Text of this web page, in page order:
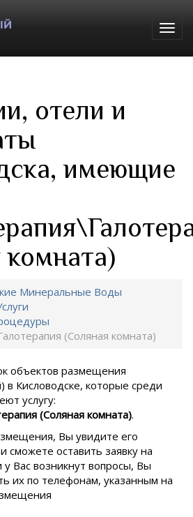
отели и
имеющие
Минеральные Воды
(Соляная комната)
объектов размещения
в Кисловодске, которые среди
услугу:
(Соляная комната).
Вы увидите его
сможете оставить заявку на
Вас возникнут вопросы, Вы
их по телефонам, указанным на